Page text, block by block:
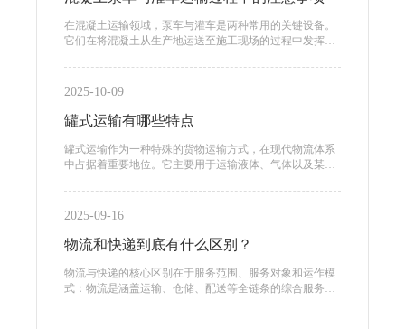
在混凝土运输领域，泵车与灌车是两种常用的关键设备。
它们在将混凝土从生产地运送至施工现场的过程中发挥着
2025-10-09
罐式运输有哪些特点
罐式运输作为一种特殊的货物运输方式，在现代物流体系
中占据着重要地位。它主要用于运输液体、气体以及某些
2025-09-16
物流和快递到底有什么区别？
物流与快递的核心区别在于服务范围、服务对象和运作模
式：物流是涵盖运输、仓储、配送等全链条的综合服务体